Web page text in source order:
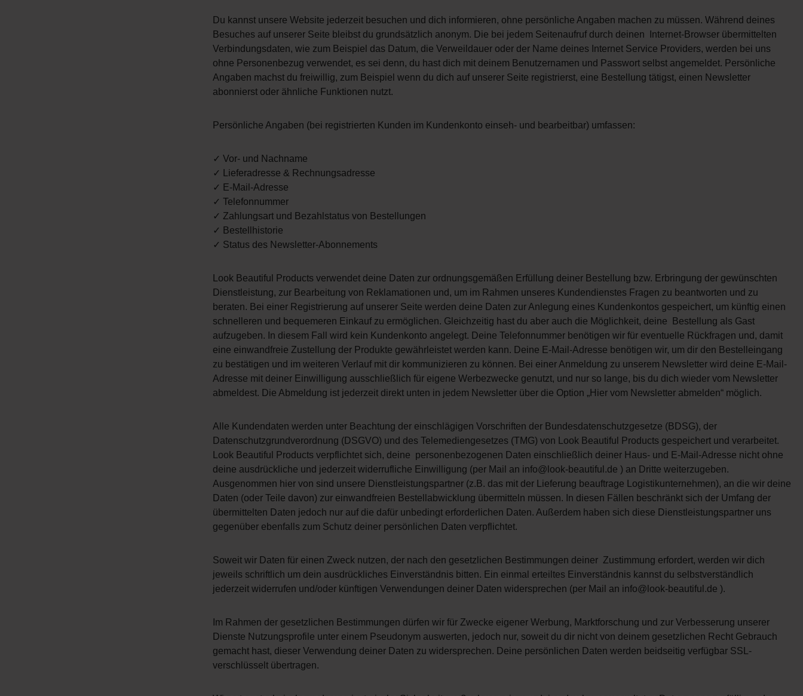
Du kannst unsere Website jederzeit besuchen und dich informieren, ohne persönliche Angaben machen zu müssen. Während deines
Besuches auf unserer Seite bleibst du grundsätzlich anonym. Die bei jedem Seitenaufruf durch deinen Internet-Browser übermittelten
Verbindungsdaten, wie zum Beispiel das Datum, die Verweildauer oder der Name deines Internet Service Providers, werden bei uns
ohne Personenbezug verwendet, es sei denn, du hast dich mit deinem Benutzernamen und Passwort selbst angemeldet. Persönliche
Angaben machst du freiwillig, zum Beispiel wenn du dich auf unserer Seite registrierst, eine Bestellung tätigst, einen Newsletter
abonnierst oder ähnliche Funktionen nutzt.
Persönliche Angaben (bei registrierten Kunden im Kundenkonto einseh- und bearbeitbar) umfassen:
✓ Vor- und Nachname
✓ Lieferadresse & Rechnungsadresse
✓ E-Mail-Adresse
✓ Telefonnummer
✓ Zahlungsart und Bezahlstatus von Bestellungen
✓ Bestellhistorie
✓ Status des Newsletter-Abonnements
Look Beautiful Products verwendet deine Daten zur ordnungsgemäßen Erfüllung deiner Bestellung bzw. Erbringung der gewünschten
Dienstleistung, zur Bearbeitung von Reklamationen und, um im Rahmen unseres Kundendienstes Fragen zu beantworten und zu
beraten. Bei einer Registrierung auf unserer Seite werden deine Daten zur Anlegung eines Kundenkontos gespeichert, um künftig einen
schnelleren und bequemeren Einkauf zu ermöglichen. Gleichzeitig hast du aber auch die Möglichkeit, deine Bestellung als Gast
aufzugeben. In diesem Fall wird kein Kundenkonto angelegt. Deine Telefonnummer benötigen wir für eventuelle Rückfragen und, damit
eine einwandfreie Zustellung der Produkte gewährleistet werden kann. Deine E-Mail-Adresse benötigen wir, um dir den Bestelleingang
zu bestätigen und im weiteren Verlauf mit dir kommunizieren zu können. Bei einer Anmeldung zu unserem Newsletter wird deine E-Mail-
Adresse mit deiner Einwilligung ausschließlich für eigene Werbezwecke genutzt, und nur so lange, bis du dich wieder vom Newsletter
abmeldest. Die Abmeldung ist jederzeit direkt unten in jedem Newsletter über die Option „Hier vom Newsletter abmelden“ möglich.
Alle Kundendaten werden unter Beachtung der einschlägigen Vorschriften der Bundesdatenschutzgesetze (BDSG), der
Datenschutzgrundverordnung (DSGVO) und des Telemediengesetzes (TMG) von Look Beautiful Products gespeichert und verarbeitet.
Look Beautiful Products verpflichtet sich, deine personenbezogenen Daten einschließlich deiner Haus- und E-Mail-Adresse nicht ohne
deine ausdrückliche und jederzeit widerrufliche Einwilligung (per Mail an info@look-beautiful.de ) an Dritte weiterzugeben.
Ausgenommen hier von sind unsere Dienstleistungspartner (z.B. das mit der Lieferung beauftrage Logistikunternehmen), an die wir deine
Daten (oder Teile davon) zur einwandfreien Bestellabwicklung übermitteln müssen. In diesen Fällen beschränkt sich der Umfang der
übermittelten Daten jedoch nur auf die dafür unbedingt erforderlichen Daten. Außerdem haben sich diese Dienstleistungspartner uns
gegenüber ebenfalls zum Schutz deiner persönlichen Daten verpflichtet.
Soweit wir Daten für einen Zweck nutzen, der nach den gesetzlichen Bestimmungen deiner Zustimmung erfordert, werden wir dich
jeweils schriftlich um dein ausdrückliches Einverständnis bitten. Ein einmal erteiltes Einverständnis kannst du selbstverständlich
jederzeit widerrufen und/oder künftigen Verwendungen deiner Daten widersprechen (per Mail an info@look-beautiful.de ).
Im Rahmen der gesetzlichen Bestimmungen dürfen wir für Zwecke eigener Werbung, Marktforschung und zur Verbesserung unserer
Dienste Nutzungsprofile unter einem Pseudonym auswerten, jedoch nur, soweit du dir nicht von deinem gesetzlichen Recht Gebrauch
gemacht hast, dieser Verwendung deiner Daten zu widersprechen. Deine persönlichen Daten werden beidseitig verfügbar SSL-
verschlüsselt übertragen.